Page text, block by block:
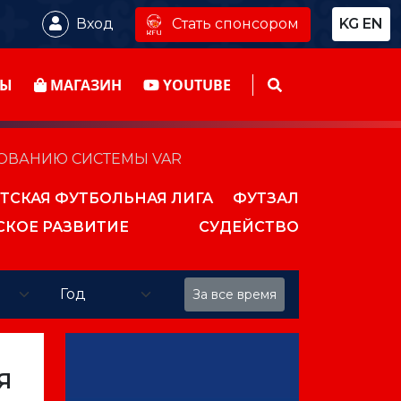
Вход Стать спонсором KG EN
МАГАЗИН YOUTUBE
СИСТЕМЫ VAR
ФУТБОЛЬНАЯ ЛИГА
ФУТЗАЛ
РАЗВИТИЕ
СУДЕЙСТВО
За все время